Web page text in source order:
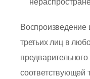
Воспроизведение
третьих лиц в
соответствующей